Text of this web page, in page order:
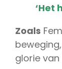
‘Het
Zoals
glorie van